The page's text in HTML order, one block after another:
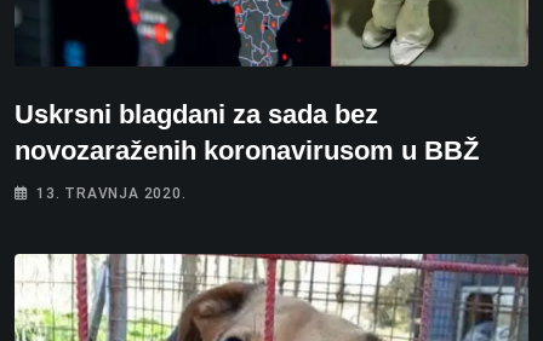
Uskrsni blagdani za sada bez
novozaraženih koronavirusom u BBŽ
13. TRAVNJA 2020.